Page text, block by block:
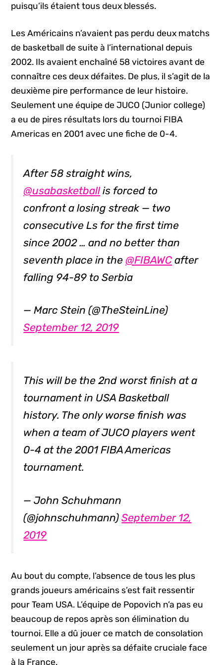
puisqu’ils étaient tous deux blessés.
Les Américains n’avaient pas perdu deux matchs
de basketball de suite à l’international depuis
2002. Ils avaient enchaîné 58 victoires avant de
connaître ces deux défaites. De plus, il s’agit de la
deuxième pire performance de leur histoire.
Seulement une équipe de JUCO (Junior college)
a eu de pires résultats lors du tournoi FIBA
Americas en 2001 avec une fiche de 0-4.
After 58 straight wins,
@usabasketballis forced to
confront a losing streak — two
consecutive Ls for the first time
since 2002 … and no better than
seventh place in the @FIBAWC after
falling 94-89 to Serbia
— Marc Stein (@TheSteinLine)
September 12, 2019
This will be the 2nd worst finish at a
tournament in USA Basketball
history. The only worse finish was
when a team of JUCO players went
0-4 at the 2001 FIBA Americas
tournament.
— John Schuhmann
(@johnschuhmann)September 12,
2019
Au bout du compte, l’absence de tous les plus
grands joueurs américains s’est fait ressentir
pour Team USA. L’équipe de Popovich n’a pas eu
beaucoup de repos après son élimination du
tournoi. Elle a dû jouer ce match de consolation
seulement un jour après sa défaite cruciale face
à la France.